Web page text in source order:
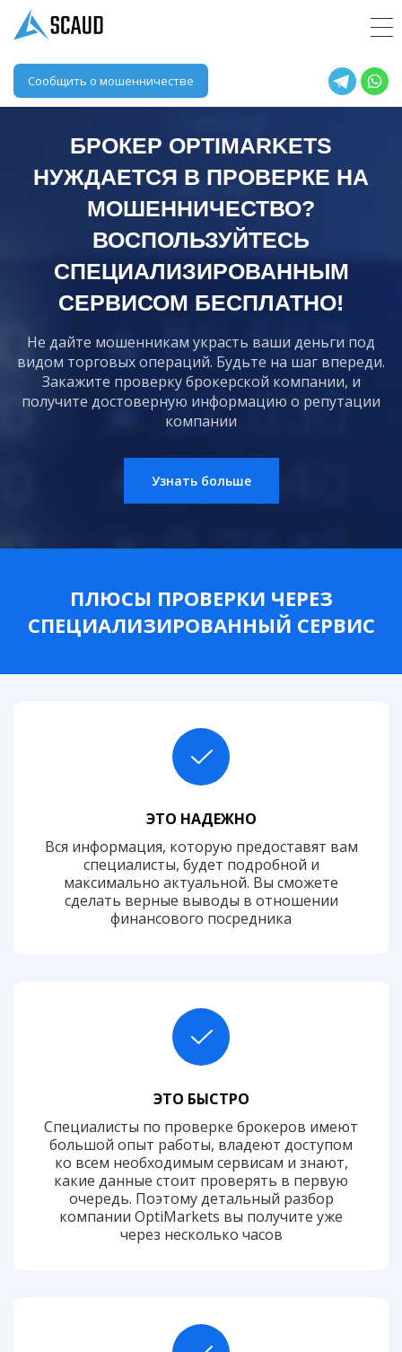
Сообщить о мошенничестве
БРОКЕР OPTIMARKETS
НУЖДАЕТСЯ В ПРОВЕРКЕ НА
МОШЕННИЧЕСТВО?
ВОСПОЛЬЗУЙТЕСЬ
СПЕЦИАЛИЗИРОВАННЫМ
СЕРВИСОМ БЕСПЛАТНО!
Не дайте мошенникам украсть ваши деньги под
видом торговых операций. Будьте на шаг впереди.
Закажите проверку брокерской компании, и
получите достоверную информацию о репутации
компании
Узнать больше
ПЛЮСЫ ПРОВЕРКИ ЧЕРЕЗ
СПЕЦИАЛИЗИРОВАННЫЙ СЕРВИС
ЭТО НАДЕЖНО
Вся информация, которую предоставят вам
специалисты, будет подробной и
максимально актуальной. Вы сможете
сделать верные выводы в отношении
финансового посредника
ЭТО БЫСТРО
Специалисты по проверке брокеров имеют
большой опыт работы, владеют доступом
ко всем необходимым сервисам и знают,
какие данные стоит проверять в первую
очередь. Поэтому детальный разбор
компании OptiMarkets вы получите уже
через несколько часов